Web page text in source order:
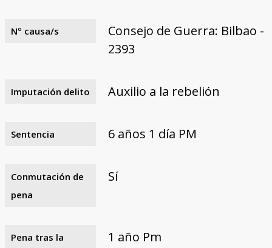
Nº causa/s
Consejo de Guerra: Bilbao -
2393
Imputación delito Auxilio a la rebelión
Sentencia 6 años 1 día PM
Conmutación de
pena
Sí
Pena tras la
1 año Pm